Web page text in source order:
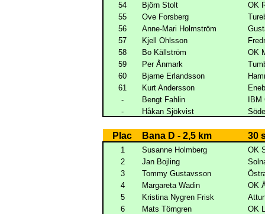
54
Björn Stolt
OK
55
Ove Forsberg
56
Anne-Mari Holmström
57
Kjell Ohlsson
58
Bo Källström
OK
59
Per Ånmark
60
Bjarne Erlandsson
61
Kurt Andersson
-
Bengt Fahlin
-
Håkan Sjökvist
Plac Bana D - 2,5 km 30
1 Susanne Holmberg
OK
2
Jan Bojling
3
Tommy Gustavsson
4
Margareta Wadin
OK
5
Kristina Nygren Frisk
6
Mats Törngren
OK